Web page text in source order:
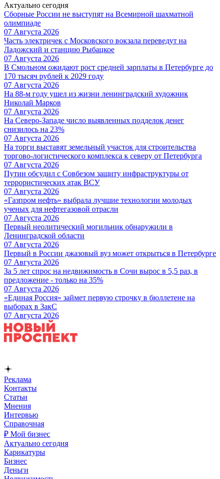
Актуально сегодня
Сборные России не выступят на Всемирной шахматной
олимпиаде
07 Августа 2026
Часть электричек с Московского вокзала переведут на
Ладожский и станцию Рыбацкое
07 Августа 2026
В Смольном ожидают рост средней зарплаты в Петербурге до
170 тысяч рублей к 2029 году
07 Августа 2026
На 88-м году ушел из жизни ленинградский художник
Николай Марков
07 Августа 2026
На Северо-Западе число выявленных подделок денег
снизилось на 23%
07 Августа 2026
На торги выставят земельный участок для строительства
торгово-логистического комплекса к северу от Петербурга
07 Августа 2026
Путин обсудил с Совбезом защиту инфраструктуры от
террористических атак ВСУ
07 Августа 2026
«Газпром нефть» выбрала лучшие технологии молодых
ученых для нефтегазовой отрасли
07 Августа 2026
Первый неолитический могильник обнаружили в
Ленинградской области
07 Августа 2026
Первый в России джазовый вуз может открыться в Петербурге
07 Августа 2026
За 5 лет спрос на недвижимость в Сочи вырос в 5,5 раз, в
предложение - только на 35%
07 Августа 2026
«Единая Россия» займет первую строчку в бюллетене на
выборах в ЗакС
07 Августа 2026
Реклама
Контакты
Статьи
Мнения
Интервью
Справочная
₽ Мой бизнес
Актуально сегодня
Карикатуры
Бизнес
Деньги